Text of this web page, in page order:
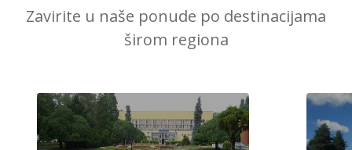
Zavirite u naše ponude po destinacijama
širom regiona